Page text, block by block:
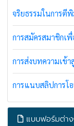
จริยธรรมในการตี
การสมัครสมาชิกเ
การส่งบทความเข้า
การแนบสลิปการโ
แบบฟอร์มต่า